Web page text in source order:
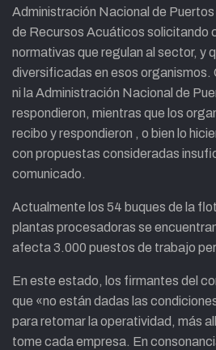
Administración Nacional de
de Recursos Acuáticos solicitando
normativas que regulan al sector, y
diversificadas en esos organismos.
ni la Administración Nacional de
respondieron, mientras que los
recibo y respondieron , o bien lo
con propuestas consideradas
comunicado.
Actualmente los 54 buques de la
plantas procesadoras se
afecta 3.000 puestos de trabajo
En este estado, los firmantes del
que «no están dadas las
para retomar la operatividad, más
tome cada empresa. En